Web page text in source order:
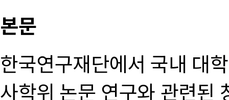
본문
한국연구재단에서 국내 대
사학위 논문 연구와 관련된